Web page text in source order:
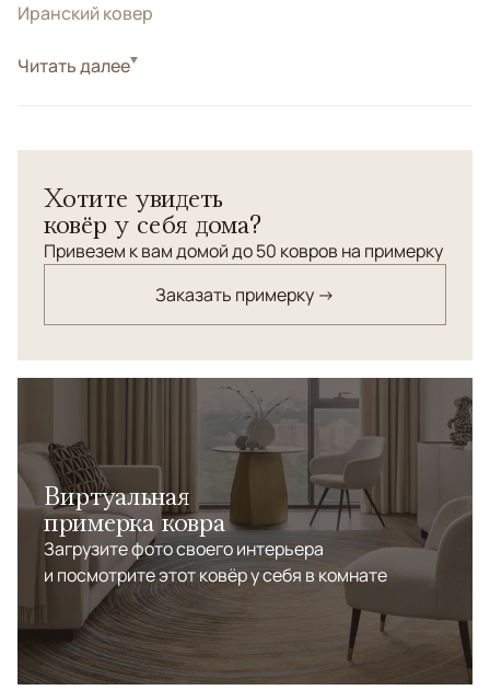
Иранский ковер
СтильКлассические
натурального шелка, с вручную обработанной
бахромой и оверлоком. Центральный медальон и
сложный узор подчеркивают его уникальность и
Читать далее
Хотите увидеть
ковёр у себя дома?
Привезем к вам домой до 50 ковров на примерку
Заказать примерку →
Виртуальная
примерка ковра
Загрузите фото своего интерьера
и посмотрите этот ковёр у себя в комнате